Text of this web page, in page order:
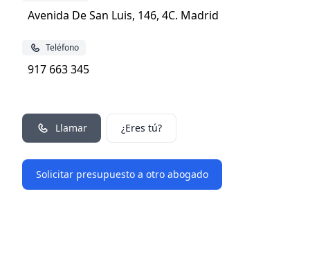
Avenida De San Luis, 146, 4C. Madrid
Teléfono
917 663 345
Llamar ¿Eres tú?
Solicitar presupuesto a otro abogado